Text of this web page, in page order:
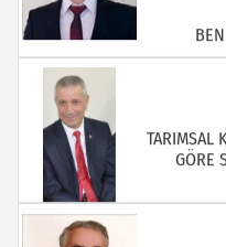
TARIMSAL
GÖRE